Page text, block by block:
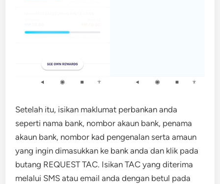
Setelah itu, isikan maklumat perbankan anda
seperti nama bank, nombor akaun bank, penama
akaun bank, nombor kad pengenalan serta amaun
yang ingin dimasukkan ke bank anda dan klik pada
butang REQUEST TAC. Isikan TAC yang diterima
melalui SMS atau email anda dengan betul pada